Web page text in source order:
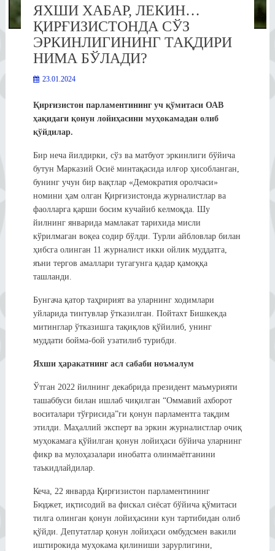
ЯХШИ ХАБАР, ЛЕКИН…
ҚИРҒИЗИСТОНДА СЎЗ
ЭРКИНЛИГИНИНГ ТАҚДИРИ
НИМА БЎЛАДИ?
23.01.2024
Қирғизистон парламентининг уч қўмитаси ОАВ
ҳақидаги қонун лойиҳасини муҳокамадан олиб
қўйдилар.
Бир неча йилдирки, сўз ва матбуот эркинлиги бўйича
бутун Марказий Осиё минтақасида илғор ҳисобланган,
бунинг учун бир вақтлар «Демократия оролчаси»
номини ҳам олган Қирғизистонда журналистлар ва
фаолларга қарши босим кучайиб келмоқда. Шу
йилнинг январида мамлакат тарихида мисли
кўрилмаган воқеа содир бўлди. Турли айбловлар билан
ҳибсга олинган 11 журналист икки ойлик муддатга,
яъни тергов амаллари тугагунга қадар қамоққа
ташланди.
Бунгача қатор таҳририят ва уларнинг ходимлари
уйларида тинтувлар ўтказилган. Пойтахт Бишкекда
митинглар ўтказишга тақиқлов қўйилиб, унинг
муддати бойма-бой узатилиб турибди.
Яхши ҳаракатнинг асл сабаби ноъмалум
Ўтган 2022 йилнинг декабрида президент маъмурияти
ташаббуси билан ишлаб чиқилган “Оммавий ахборот
воситалари тўғрисида”ги қонун парламентга тақдим
этилди. Маҳаллий эксперт ва эркин журналистлар очиқ
муҳокамага қўйилган қонун лойиҳаси бўйича уларнинг
фикр ва мулоҳазалари инобатга олинмаётганини
таъкидлайдилар.
Кеча, 22 январда Қирғизистон парламентининг
Бюджет, иқтисодий ва фискал сиёсат бўйича қўмитаси
тилга олинган қонун лойиҳасини кун тартибидан олиб
қўйди. Депутатлар қонун лойиҳаси омбудсмен вакили
иштирокида муҳокама қилиниши зарурлигини,